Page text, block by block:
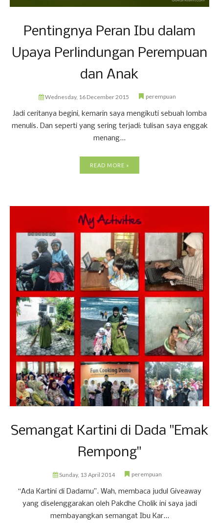
Pentingnya Peran Ibu dalam
Upaya Perlindungan Perempuan
dan Anak
Wednesday, 16 December 2015 perempuan
Jadi ceritanya begini, kemarin saya mengikuti sebuah lomba
menulis. Dan seperti yang sering terjadi: tulisan saya enggak
menang...
READ MORE »
Semangat Kartini di Dada "Emak
Rempong"
Sunday, 13 April 2014 perempuan
“Ada Kartini di Dadamu”. Wah, membaca judul Giveaway
yang diselenggarakan oleh Pakdhe Cholik ini saya jadi
membayangkan semangat Ibu Kar...